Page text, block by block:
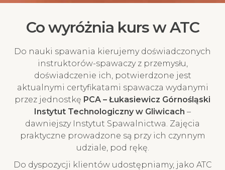
Co wyróżnia kurs w ATC
Do nauki spawania kierujemy doświadczonych
instruktorów-spawaczy z przemysłu,
doświadczenie ich, potwierdzone jest
aktualnymi certyfikatami spawacza wydanymi
przez jednostkę PCA – Łukasiewicz Górnośląski
Instytut Technologiczny w Gliwicach –
dawniejszy Instytut Spawalnictwa. Zajęcia
praktyczne prowadzone są przy ich czynnym
udziale, pod rękę.
Do dyspozycji klientów udostępniamy, jako ATC